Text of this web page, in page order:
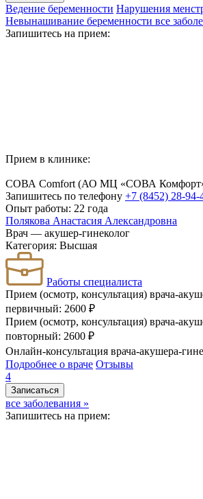
Ведение беременности Нарушения
Невынашивание беременности все
Запишитесь на прием:
Прием в клинике:
СОВА Comfort (АО МЦ «СОВА
Запишитесь по телефону +7 (8452) 28-94-
Опыт работы: 22 года
Полякова Анастасия Александровна
Врач — акушер-гинеколог
Категория: Высшая
Работы специалиста
Прием (осмотр, консультация) врача-
первичный: 2600 ₽
Прием (осмотр, консультация) врача-
повторный: 2600 ₽
Онлайн-консультация врача-акушера-
Подробнее о враче Отзывы
4
Записаться
все заболевания »
Запишитесь на прием: